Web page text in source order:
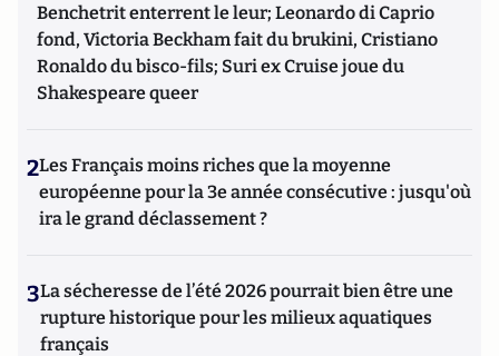
Benchetrit enterrent le leur; Leonardo di Caprio
fond, Victoria Beckham fait du brukini, Cristiano
Ronaldo du bisco-fils; Suri ex Cruise joue du
Shakespeare queer
2Les Français moins riches que la moyenne
européenne pour la 3e année consécutive : jusqu'où
ira le grand déclassement ?
3La sécheresse de l’été 2026 pourrait bien être une
rupture historique pour les milieux aquatiques
français